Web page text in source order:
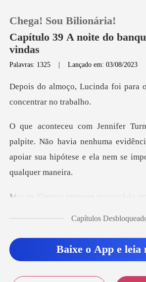
Loja
Histórico
Sair
Chega! Sou Bilionária!
Capítulo 39 A noite do
vindas
Palavras: 1325 |Lançado em: 03/08/2023
foi para
Não havia nenhuma
apoiar sua hip
rovocá-la,
ard
Capítulos
Baixe o App e leia